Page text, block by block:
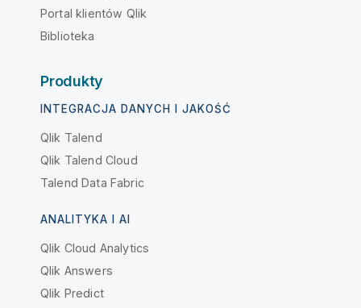
Portal klientów Qlik
Biblioteka
Produkty
INTEGRACJA DANYCH I JAKOŚĆ
Qlik Talend
Qlik Talend Cloud
Talend Data Fabric
ANALITYKA I AI
Qlik Cloud Analytics
Qlik Answers
Qlik Predict